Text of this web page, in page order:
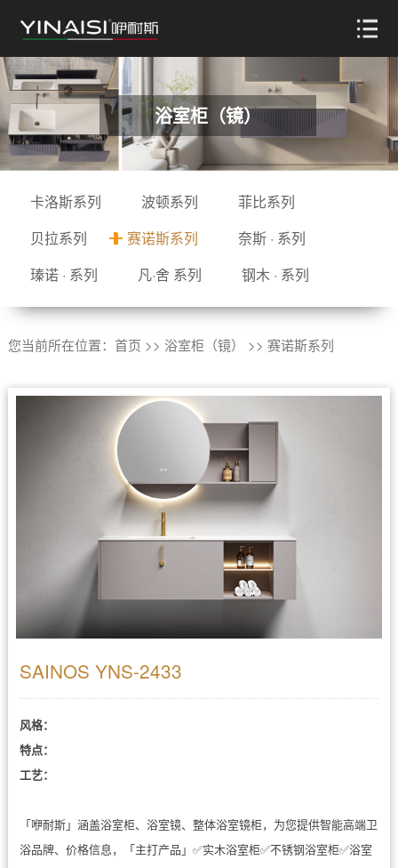
浴室柜（镜）
卡洛斯系列 波顿系列
菲比系列
贝拉系列
赛诺斯系列
奈斯 · 系列
瑧诺 · 系列
凡·舍 系列 钢木 · 系列
您当前所在位置： 首页 >> 浴室柜（镜） >> 赛诺斯系列
SAINOS YNS-2433
风格：
特点：
工艺：
「咿耐斯」涵盖浴室柜、浴室镜、整体浴室镜柜，为您提供智能高端卫
浴品牌、价格信息，「主打产品」✅实木浴室柜✅不锈钢浴室柜✅浴室